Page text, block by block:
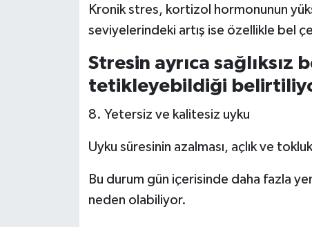
Kronik stres, kortizol hormonunun
seviyelerindeki artış ise özellikle bel
Stresin ayrıca sağlıksız
tetikleyebildiği
8. Yetersiz ve kalitesiz uyku
Uyku süresinin azalması, açlık ve
Bu durum gün içerisinde daha fazla
neden olabiliyor.